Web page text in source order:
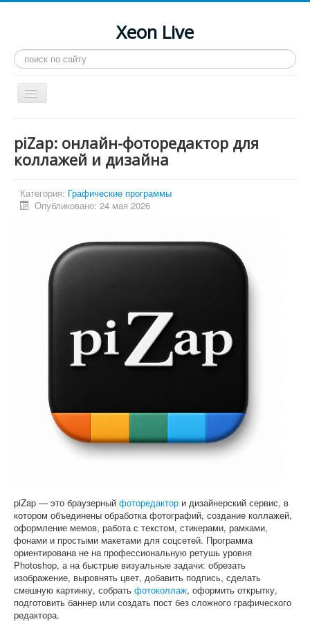
Xeon Live
Искать...
Toggle
Navigation
LGA 2011-3
Процессоры
Конференция
piZap: онлайн-фоторедактор для
коллажей и дизайна
Категория: Графические программы
Опубликовано: 24 мая 2026
piZap — это браузерный фоторедактор и дизайнерский сервис, в
котором объединены обработка фотографий, создание коллажей,
оформление мемов, работа с текстом, стикерами, рамками,
фонами и простыми макетами для соцсетей. Программа
ориентирована не на профессиональную ретушь уровня
Photoshop, а на быстрые визуальные задачи: обрезать
изображение, выровнять цвет, добавить подпись, сделать
смешную картинку, собрать фотоколлаж, оформить открытку,
подготовить баннер или создать пост без сложного графического
редактора.